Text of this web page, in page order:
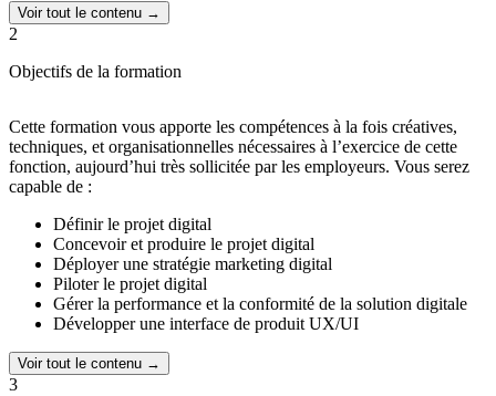
Dans le cadre de votre formation, nous vous permettons de
bénéficier gratuitement d'une licence Adobe Creative Cloud
pendant 1 an:
XD, Premiere Pro, After Effects, Animate...
Adobe Fonts
Behance (portfolio en ligne collaboratif)
Espace de stockage de 100 Go
Voir tout le contenu →
2
Objectifs de la formation
Cette formation vous apporte les compétences à la fois créatives,
techniques, et organisationnelles nécessaires à l’exercice de cette
fonction, aujourd’hui très sollicitée par les employeurs. Vous serez
capable de :
Définir le projet digital
Concevoir et produire le projet digital
Déployer une stratégie marketing digital
Piloter le projet digital
Gérer la performance et la conformité de la solution digitale
Développer une interface de produit UX/UI
Voir tout le contenu →
3